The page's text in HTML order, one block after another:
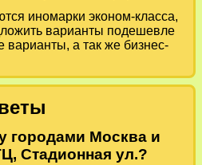
иномарки эконом-класса,
варианты подешевле
а так же бизнес-
городами Москва и
Стадионная ул.?